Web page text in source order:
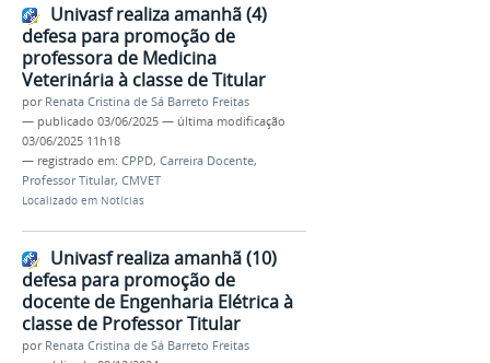
Univasf realiza amanhã (4)
defesa para promoção de
professora de Medicina
Veterinária à classe de Titular
por Renata Cristina de Sá Barreto Freitas
— publicado 03/06/2025 — última modificação
03/06/2025 11h18
— registrado em: CPPD, Carreira Docente,
Professor Titular, CMVET
Localizado em Notícias
Univasf realiza amanhã (10)
defesa para promoção de
docente de Engenharia Elétrica à
classe de Professor Titular
por Renata Cristina de Sá Barreto Freitas